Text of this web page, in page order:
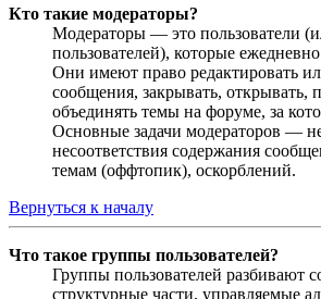
Кто такие модераторы?
Модераторы — это пользователи
пользователей), которые
Они имеют право редактировать
сообщения, закрывать, открывать,
объединять темы на форуме, за
Основные задачи модераторов —
несоответствия содержания
темам (оффтопик), оскорблений.
Вернуться к началу
Что такое группы пользователей?
Группы пользователей разбивают
структурные части, управляемые